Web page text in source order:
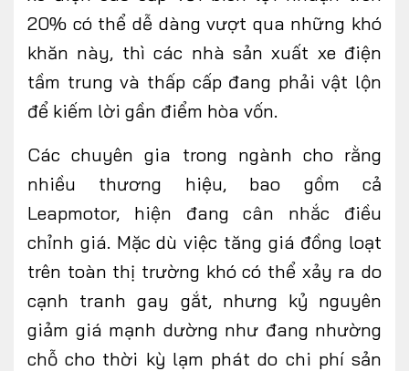
20% có thể dễ dàng vượt qua những khó
khăn này, thì các nhà sản xuất xe điện
tầm trung và thấp cấp đang phải vật lộn
để kiếm lời gần điểm hòa vốn.
Các chuyên gia trong ngành cho rằng
nhiều thương hiệu, bao gồm cả
Leapmotor, hiện đang cân nhắc điều
chỉnh giá. Mặc dù việc tăng giá đồng loạt
trên toàn thị trường khó có thể xảy ra do
cạnh tranh gay gắt, nhưng kỷ nguyên
giảm giá mạnh dường như đang nhường
chỗ cho thời kỳ lạm phát do chi phí sản